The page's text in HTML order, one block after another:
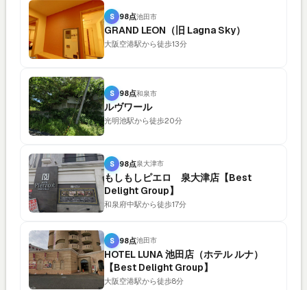
S 98点池田市
GRAND LEON（旧 Lagna Sky）
大阪空港駅から徒歩13分
S 98点和泉市
ルヴワール
光明池駅から徒歩20分
S 98点泉大津市
もしもしピエロ 泉大津店【Best
Delight Group】
和泉府中駅から徒歩17分
S 98点池田市
HOTEL LUNA 池田店（ホテル ルナ）
【Best Delight Group】
大阪空港駅から徒歩8分